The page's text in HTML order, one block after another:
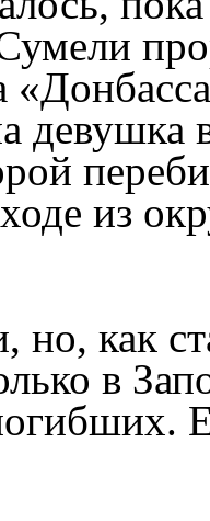
девушка
из
но, как
в